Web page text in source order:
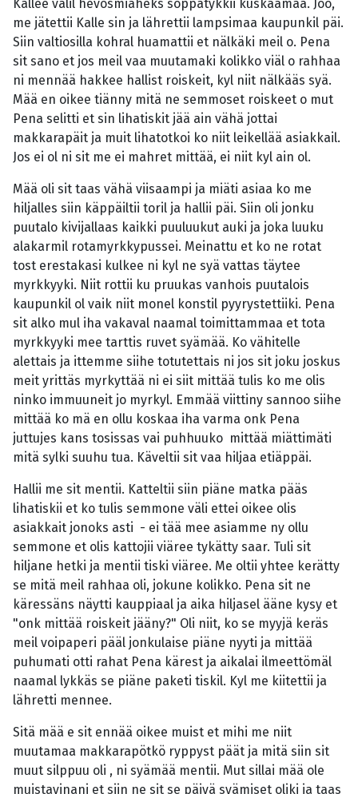
Kallee välil hevosmiäheks soppatykkii kuskaamaa. Joo,
me jätettii Kalle sin ja lährettii lampsimaa kaupunkil päi.
Siin valtiosilla kohral huamattii et nälkäki meil o. Pena
sit sano et jos meil vaa muutamaki kolikko viäl o rahhaa
ni mennää hakkee hallist roiskeit, kyl niit nälkääs syä.
Mää en oikee tiänny mitä ne semmoset roiskeet o mut
Pena selitti et sin lihatiskit jää ain vähä jottai
makkarapäit ja muit lihatotkoi ko niit leikellää asiakkail.
Jos ei ol ni sit me ei mahret mittää, ei niit kyl ain ol.
Mää oli sit taas vähä viisaampi ja miäti asiaa ko me
hiljalles siin käppäiltii toril ja hallii päi. Siin oli jonku
puutalo kivijallaas kaikki puuluukut auki ja joka luuku
alakarmil rotamyrkkypussei. Meinattu et ko ne rotat
tost erestakasi kulkee ni kyl ne syä vattas täytee
myrkkyyki. Niit rottii ku pruukas vanhois puutalois
kaupunkil ol vaik niit monel konstil pyyrystettiiki. Pena
sit alko mul iha vakaval naamal toimittammaa et tota
myrkkyyki mee tarttis ruvet syämää. Ko vähitelle
alettais ja ittemme siihe totutettais ni jos sit joku joskus
meit yrittäs myrkyttää ni ei siit mittää tulis ko me olis
ninko immuuneit jo myrkyl. Emmää viittiny sannoo siihe
mittää ko mä en ollu koskaa iha varma onk Pena
juttujes kans tosissas vai puhhuuko mittää miättimäti
mitä sylki suuhu tua. Käveltii sit vaa hiljaa etiäppäi.
Hallii me sit mentii. Katteltii siin piäne matka pääs
lihatiskii et ko tulis semmone väli ettei oikee olis
asiakkait jonoks asti - ei tää mee asiamme ny ollu
semmone et olis kattojii viäree tykätty saar. Tuli sit
hiljane hetki ja mentii tiski viäree. Me oltii yhtee kerätty
se mitä meil rahhaa oli, jokune kolikko. Pena sit ne
käressäns näytti kauppiaal ja aika hiljasel ääne kysy et
"onk mittää roiskeit jääny?" Oli niit, ko se myyjä keräs
meil voipaperi pääl jonkulaise piäne nyyti ja mittää
puhumati otti rahat Pena kärest ja aikalai ilmeettömäl
naamal lykkäs se piäne paketi tiskil. Kyl me kiitettii ja
lähretti mennee.
Sitä mää e sit ennää oikee muist et mihi me niit
muutamaa makkarapötkö ryppyst päät ja mitä siin sit
muut silppuu oli , ni syämää mentii. Mut sillai mää ole
muistavinani et siin ne sit se päivä syämiset oliki ja taas